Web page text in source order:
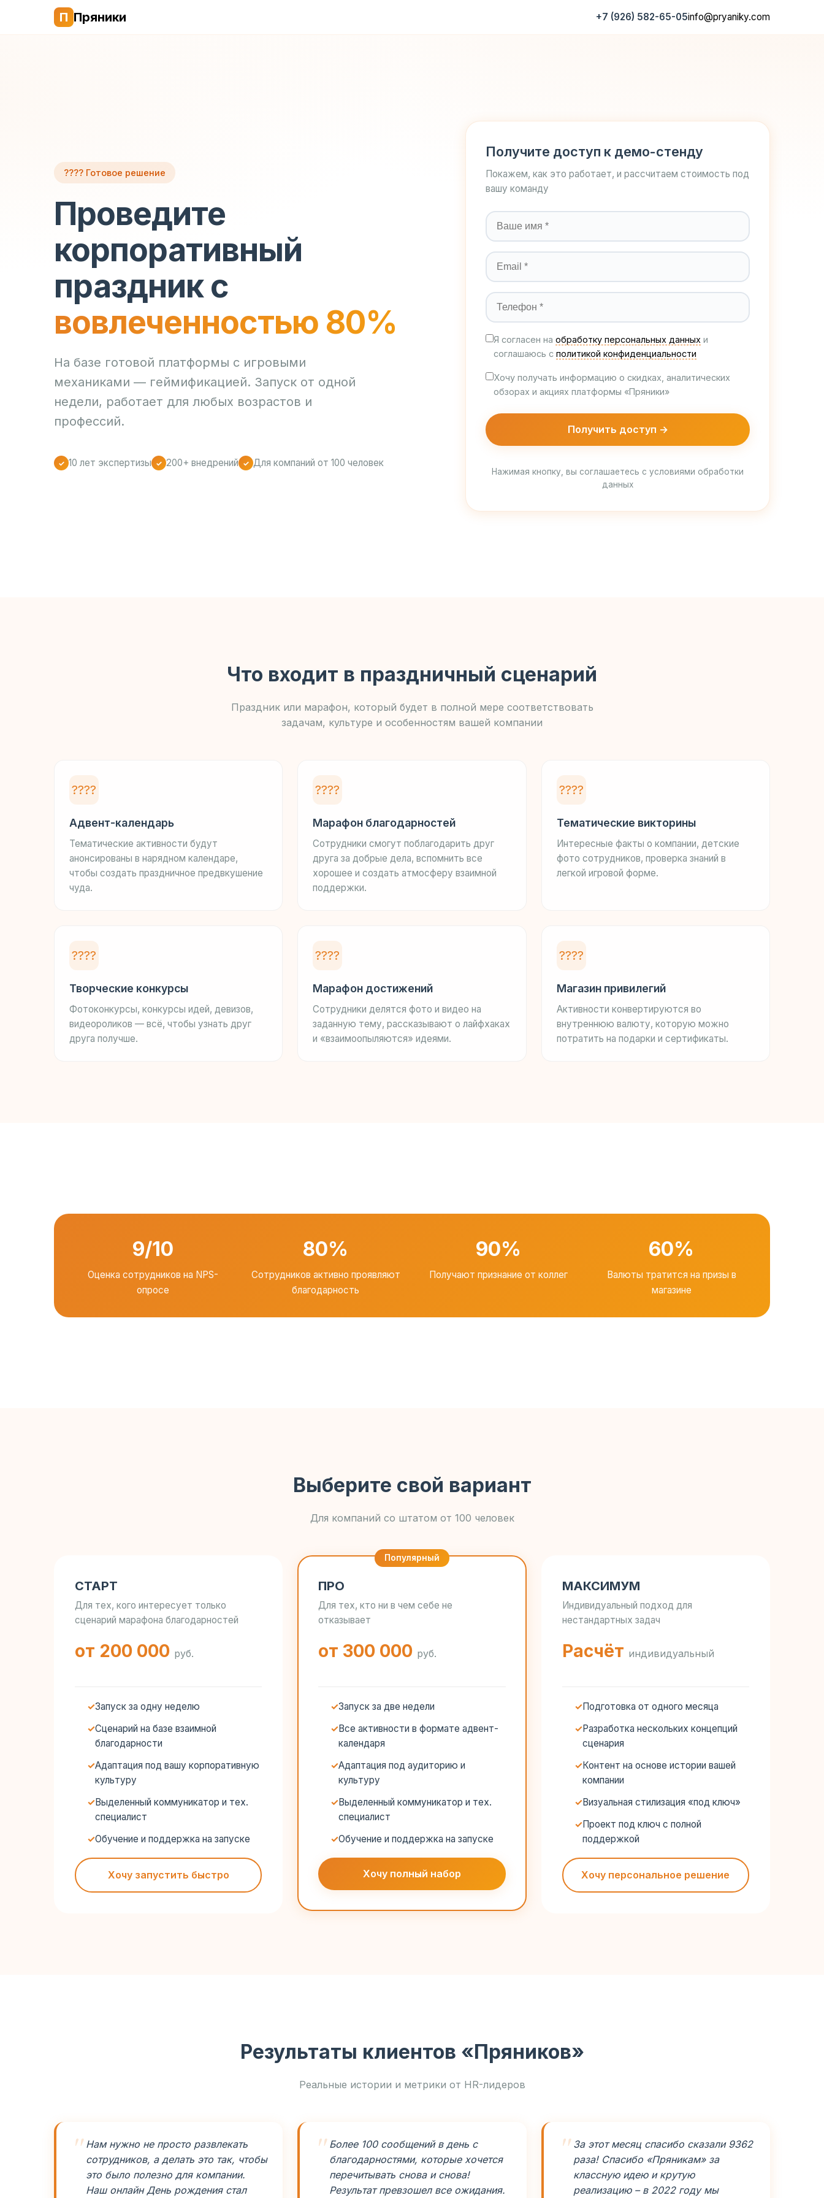
П Пряники +7 (926) 582-65-05info@pryaniky.com
???? Готовое решение
Проведите
корпоративный
праздник с
вовлеченностью 80%
На базе готовой платформы с игровыми
механиками — геймификацией. Запуск от одной
недели, работает для любых возрастов и
профессий.
✓ 10 лет экспертизы ✓ 200+ внедрений ✓ Для компаний от 100 человек
Получите доступ к демо-стенду
Покажем, как это работает, и рассчитаем стоимость под
вашу команду
Я согласен наобработку персональных данных и
соглашаюсь cполитикой конфиденциальности
Хочу получать информацию о скидках, аналитических
обзорах и акциях платформы «Пряники»
Получить доступ →
Нажимая кнопку, вы соглашаетесь с условиями обработки
данных
Что входит в праздничный сценарий
Праздник или марафон, который будет в полной мере соответствовать
задачам, культуре и особенностям вашей компании
????
Адвент-календарь
Тематические активности будут
анонсированы в нарядном календаре,
чтобы создать праздничное предвкушение
чуда.
????
Марафон благодарностей
Сотрудники смогут поблагодарить друг
друга за добрые дела, вспомнить все
хорошее и создать атмосферу взаимной
поддержки.
????
Тематические викторины
Интересные факты о компании, детские
фото сотрудников, проверка знаний в
легкой игровой форме.
????
Творческие конкурсы
Фотоконкурсы, конкурсы идей, девизов,
видеороликов — всё, чтобы узнать друг
друга получше.
????
Марафон достижений
Сотрудники делятся фото и видео на
заданную тему, рассказывают о лайфхаках
и «взаимоопыляются» идеями.
????️
Магазин привилегий
Активности конвертируются во
внутреннюю валюту, которую можно
потратить на подарки и сертификаты.
9/10
Оценка сотрудников на NPS-
опросе
80%
Сотрудников активно проявляют
благодарность
90%
Получают признание от коллег
60%
Валюты тратится на призы в
магазине
Выберите свой вариант
Для компаний со штатом от 100 человек
СТАРТ
Для тех, кого интересует только
сценарий марафона благодарностей
от 200 000 руб.
Запуск за одну неделю
Сценарий на базе взаимной
благодарности
Адаптация под вашу корпоративную
культуру
Выделенный коммуникатор и тех.
специалист
Обучение и поддержка на запуске
Хочу запустить быстро
ПРО
Для тех, кто ни в чем себе не
отказывает
от 300 000 руб.
Запуск за две недели
Все активности в формате адвент-
календаря
Адаптация под аудиторию и
культуру
Выделенный коммуникатор и тех.
специалист
Обучение и поддержка на запуске
Хочу полный набор
МАКСИМУМ
Индивидуальный подход для
нестандартных задач
Расчёт индивидуальный
Подготовка от одного месяца
Разработка нескольких концепций
сценария
Контент на основе истории вашей
компании
Визуальная стилизация «под ключ»
Проект под ключ с полной
поддержкой
Хочу персональное решение
Результаты клиентов «Пряников»
Реальные истории и метрики от HR-лидеров
Нам нужно не просто развлекать
сотрудников, а делать это так, чтобы
это было полезно для компании.
Наш онлайн День рождения стал
Более 100 сообщений в день с
благодарностями, которые хочется
перечитывать снова и снова!
Результат превзошел все ожидания.
За этот месяц спасибо сказали 9362
раза! Спасибо «Пряникам» за
классную идею и крутую
реализацию – в 2022 году мы